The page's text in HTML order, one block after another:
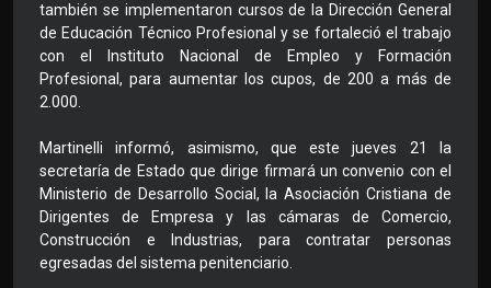
también se implementaron cursos de la Dirección General
de Educación Técnico Profesional y se fortaleció el trabajo
con el Instituto Nacional de Empleo y Formación
Profesional, para aumentar los cupos, de 200 a más de
2.000.
Martinelli informó, asimismo, que este jueves 21 la
secretaría de Estado que dirige firmará un convenio con el
Ministerio de Desarrollo Social, la Asociación Cristiana de
Dirigentes de Empresa y las cámaras de Comercio,
Construcción e Industrias, para contratar personas
egresadas del sistema penitenciario.